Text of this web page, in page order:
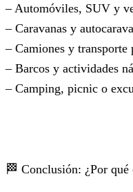
– Automóviles, SUV y
– Caravanas y
– Camiones y transporte
– Barcos y actividades
– Camping, picnic o
🏁 Conclusión: ¿Por